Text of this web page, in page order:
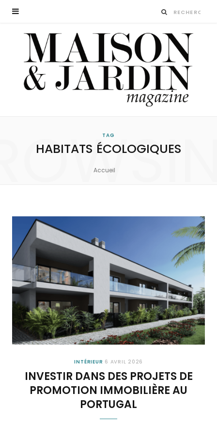
TAG
HABITATS ÉCOLOGIQUES
Accueil
INTÉRIEUR 6 AVRIL 2026
INVESTIR DANS DES PROJETS DE
PROMOTION IMMOBILIÈRE AU
PORTUGAL